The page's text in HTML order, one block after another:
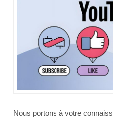
Nous portons à votre